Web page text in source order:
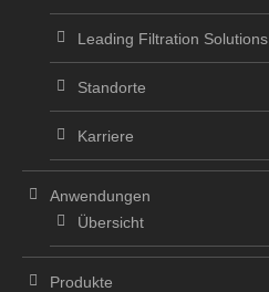
Leading Filtration Solutions
Standorte
Karriere
Anwendungen
Übersicht
Produkte